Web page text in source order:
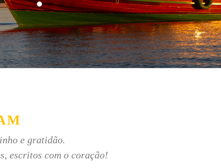
e gratidão.
escritos com o coração!